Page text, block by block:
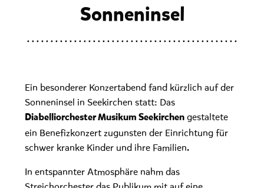
Sonneninsel
Ein besonderer Konzertabend fand kürzlich auf der
Sonneninsel in Seekirchen statt: Das
Diabelliorchester Musikum Seekirchen gestaltete
ein Benefizkonzert zugunsten der Einrichtung für
schwer kranke Kinder und ihre Familien.
In entspannter Atmosphäre nahm das